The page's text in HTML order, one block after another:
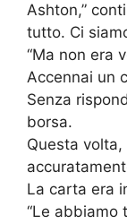
Ashton,”
tutto. Ci
“Ma non era
Accennai un
Senza
borsa.
Questa
La carta era
“Le abbiamo